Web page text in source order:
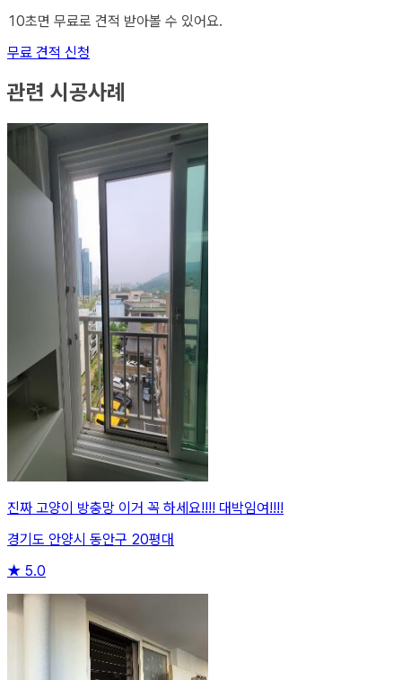
10초면 무료로 견적 받아볼 수 있어요.
무료 견적 신청
관련 시공사례
진짜 고양이 방충망 이거 꼭 하세요!!!! 대박임여!!!!
경기도 안양시 동안구 20평대
★ 5.0